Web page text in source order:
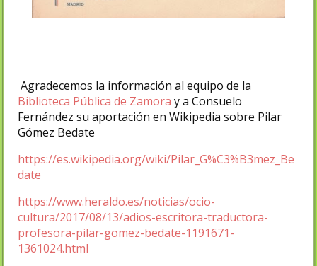
Agradecemos la información al equipo de la
Biblioteca Pública de Zamora y a Consuelo
Fernández su aportación en Wikipedia sobre Pilar
Gómez Bedate
https://es.wikipedia.org/wiki/Pilar_G%C3%B3mez_Be
date
https://www.heraldo.es/noticias/ocio-
cultura/2017/08/13/adios-escritora-traductora-
profesora-pilar-gomez-bedate-1191671-
1361024.html